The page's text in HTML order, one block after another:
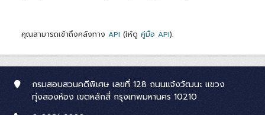
คุณสามารถเข้าถึงคลังทาง API (ให้ดู คู่มือ API).
กรมสอบสวนคดีพิเศษ เลขที่ 128 ถนนแจ้งวัฒนะ แขวง
ทุ่งสองห้อง เขตหลักสี่ กรุงเทพมหานคร 10210